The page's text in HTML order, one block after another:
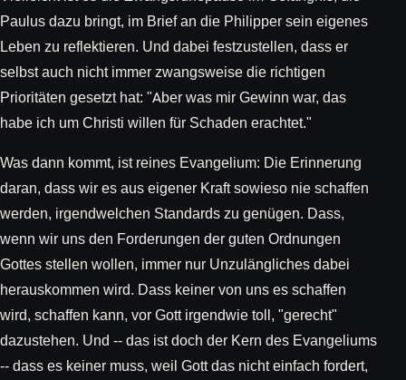
Paulus dazu bringt, im Brief an die Philipper sein eigenes
Leben zu reflektieren. Und dabei festzustellen, dass er
selbst auch nicht immer zwangsweise die richtigen
Prioritäten gesetzt hat: "Aber was mir Gewinn war, das
habe ich um Christi willen für Schaden erachtet."
Was dann kommt, ist reines Evangelium: Die Erinnerung
daran, dass wir es aus eigener Kraft sowieso nie schaffen
werden, irgendwelchen Standards zu genügen. Dass,
wenn wir uns den Forderungen der guten Ordnungen
Gottes stellen wollen, immer nur Unzulängliches dabei
herauskommen wird. Dass keiner von uns es schaffen
wird, schaffen kann, vor Gott irgendwie toll, "gerecht"
dazustehen. Und -- das ist doch der Kern des Evangeliums
-- dass es keiner muss, weil Gott das nicht einfach fordert,